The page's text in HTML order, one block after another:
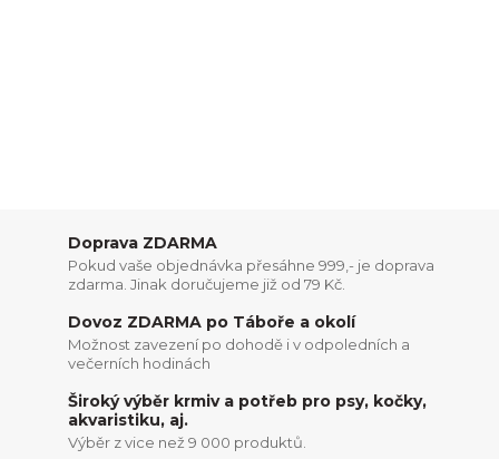
Doprava ZDARMA
Pokud vaše objednávka přesáhne 999,- je doprava
zdarma. Jinak doručujeme již od 79 Kč.
Dovoz ZDARMA po Táboře a okolí
Možnost zavezení po dohodě i v odpoledních a
večerních hodinách
Široký výběr krmiv a potřeb pro psy, kočky,
akvaristiku, aj.
Výběr z vice než 9 000 produktů.